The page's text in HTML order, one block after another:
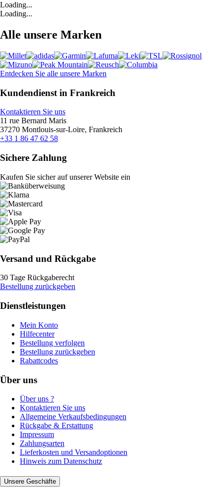
Loading...
Loading...
Alle unsere Marken
Entdecken Sie alle unsere Marken
Kundendienst in Frankreich
Kontaktieren Sie uns
11 rue Bernard Maris
37270 Montlouis-sur-Loire, Frankreich
+33 1 86 47 62 58
Sichere Zahlung
Kaufen Sie sicher auf unserer Website ein
Versand und Rückgabe
30 Tage Rückgaberecht
Bestellung zurückgeben
Dienstleistungen
Mein Konto
Hilfecenter
Bestellung verfolgen
Bestellung zurückgeben
Rabattcodes
Über uns
Über uns ?
Kontaktieren Sie uns
Allgemeine Verkaufsbedingungen
Rückgabe & Erstattung
Impressum
Zahlungsarten
Lieferkosten und Versandoptionen
Hinweis zum Datenschutz
Unsere Geschäfte